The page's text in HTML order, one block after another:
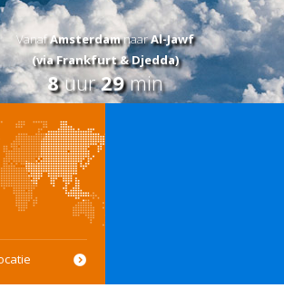
VanafAmsterdamnaarAl-Jawf
(via Frankfurt & Djedda)
8uur29min